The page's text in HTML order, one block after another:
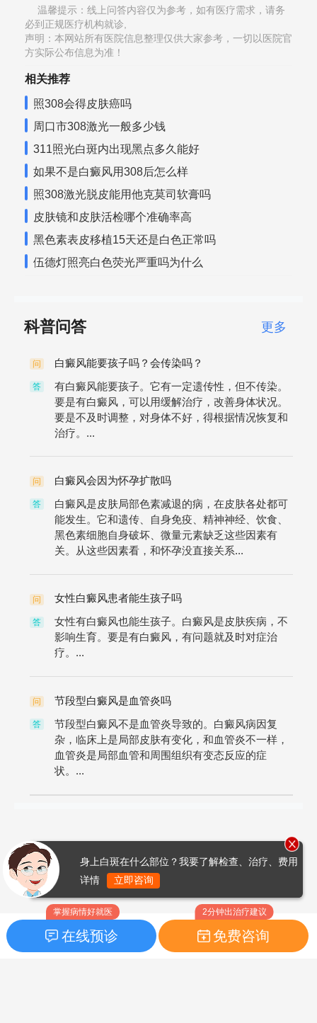
温馨提示：线上问答内容仅为参考，如有医疗需求，请务
必到正规医疗机构就诊,
声明：本网站所有医院信息整理仅供大家参考，一切以医院官
方实际公布信息为准！
相关推荐
照308会得皮肤癌吗
周口市308激光一般多少钱
311照光白斑内出现黑点多久能好
如果不是白癜风用308后怎么样
照308激光脱皮能用他克莫司软膏吗
皮肤镜和皮肤活检哪个准确率高
黑色素表皮移植15天还是白色正常吗
伍德灯照亮白色荧光严重吗为什么
科普问答 更多
问 白癜风能要孩子吗？会传染吗？
答
有白癜风能要孩子。它有一定遗传性，但不传染。
要是有白癜风，可以用缓解治疗，改善身体状况。
要是不及时调整，对身体不好，得根据情况恢复和
治疗。...
问 白癜风会因为怀孕扩散吗
答
白癜风是皮肤局部色素减退的病，在皮肤各处都可
能发生。它和遗传、自身免疫、精神神经、饮食、
黑色素细胞自身破坏、微量元素缺乏这些因素有
关。从这些因素看，和怀孕没直接关系...
问 女性白癜风患者能生孩子吗
答
女性有白癜风也能生孩子。白癜风是皮肤疾病，不
影响生育。要是有白癜风，有问题就及时对症治
疗。...
问 节段型白癜风是血管炎吗
答
节段型白癜风不是血管炎导致的。白癜风病因复
杂，临床上是局部皮肤有变化，和血管炎不一样，
血管炎是局部血管和周围组织有变态反应的症
状。...
掌握病情好就医
在线预诊
2分钟出治疗建议
免费咨询
身上白斑在什么部位？我要了解检查、治疗、费用
详情
立即咨询